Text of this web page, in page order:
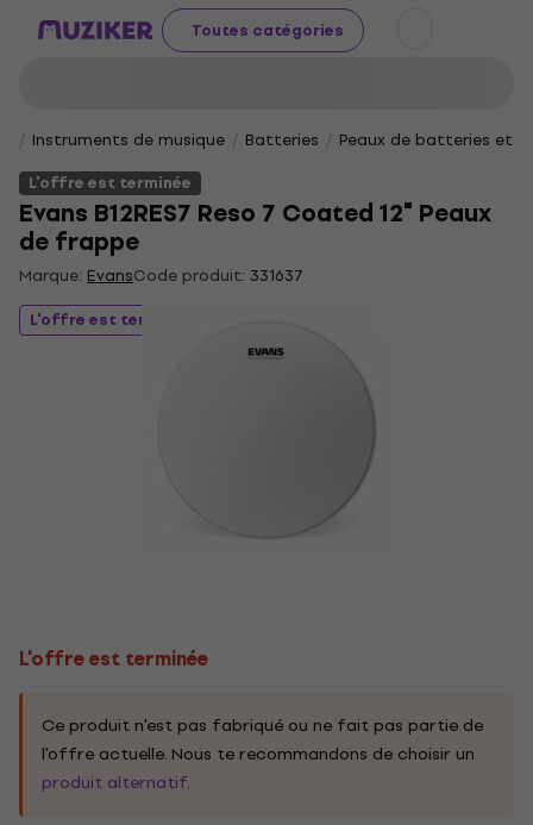
Toutes catégories
Instruments de musique Batteries
Peaux de batteries et
L'offre est terminée
Evans B12RES7 Reso 7 Coated 12" Peaux
de frappe
Marque: EvansCode produit: 331637
L'offre est terminée
L'offre est terminée
Ce produit n'est pas fabriqué ou ne fait pas partie de
l'offre actuelle. Nous te recommandons de choisir un
produit alternatif.